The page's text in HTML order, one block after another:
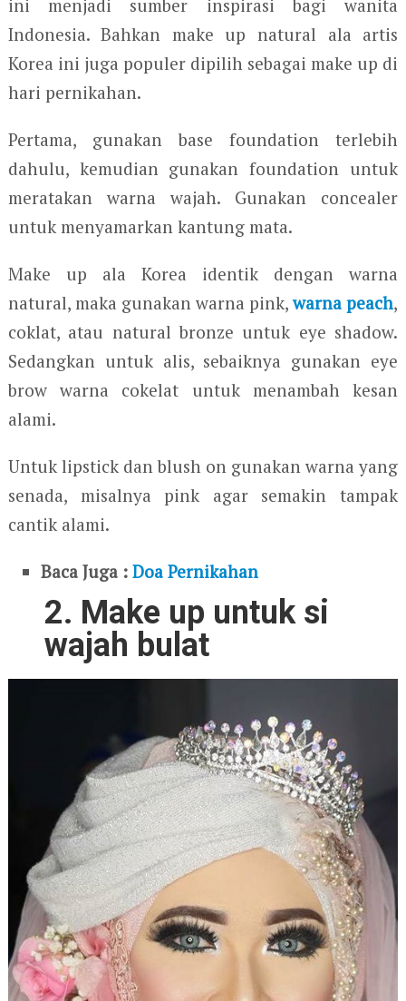
ini menjadi sumber inspirasi bagi wanita
Indonesia. Bahkan make up natural ala artis
Korea ini juga populer dipilih sebagai make up di
hari pernikahan.
Pertama, gunakan base foundation terlebih
dahulu, kemudian gunakan foundation untuk
meratakan warna wajah. Gunakan concealer
untuk menyamarkan kantung mata.
Make up ala Korea identik dengan warna
natural, maka gunakan warna pink,warna peach,
coklat, atau natural bronze untuk eye shadow.
Sedangkan untuk alis, sebaiknya gunakan eye
brow warna cokelat untuk menambah kesan
alami.
Untuk lipstick dan blush on gunakan warna yang
senada, misalnya pink agar semakin tampak
cantik alami.
Baca Juga :Doa Pernikahan
2. Make up untuk si
wajah bulat